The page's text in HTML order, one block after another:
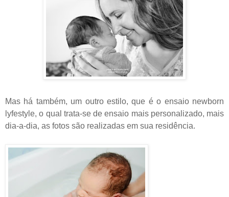
Mas há também, um outro estilo, que é o ensaio newborn
lyfestyle, o qual trata-se de ensaio mais personalizado, mais
dia-a-dia, as fotos são realizadas em sua residência.